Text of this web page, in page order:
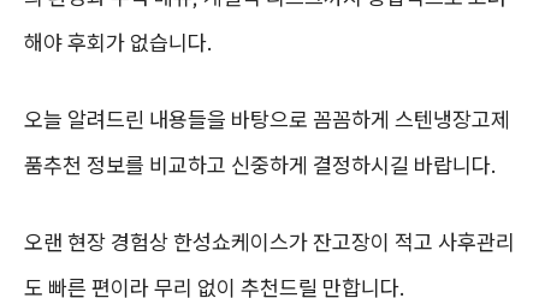
해야 후회가 없습니다.
오늘 알려드린 내용들을 바탕으로 꼼꼼하게 스텐냉장고제
품추천 정보를 비교하고 신중하게 결정하시길 바랍니다.
오랜 현장 경험상 한성쇼케이스가 잔고장이 적고 사후관리
도 빠른 편이라 무리 없이 추천드릴 만합니다.